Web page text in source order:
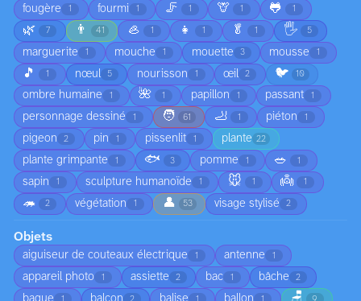
fougère 1 fourmi 1 🦵 1 🦒 1 🐸 1
🌿 7 👨 41 🦪 1 👧 1 🥬 1 🖐️ 5
marguerite 1 mouche 1 mouette 3 mousse 1
🎵 1 nœul 5 nourisson 1 œil 2 🐦 10
ombre humaine 1 🌺 1 papillon 1 passant 1
personnage dessiné 1 🧑 61 🦶 1 piéton 1
pigeon 2 pin 1 pissenlit 1 plante 22
plante grimpante 1 🐟 3 pomme 1 🥗 1
sapin 1 sculpture humanoïde 1 🐭 1 👼 1
🦔 2 végétation 1 👤 53 visage stylisé 2
Objets
aiguiseur de couteaux électrique 1 antenne 1
appareil photo 1 assiette 2 bac 1 bâche 2
1 2 1 1 🪑 9